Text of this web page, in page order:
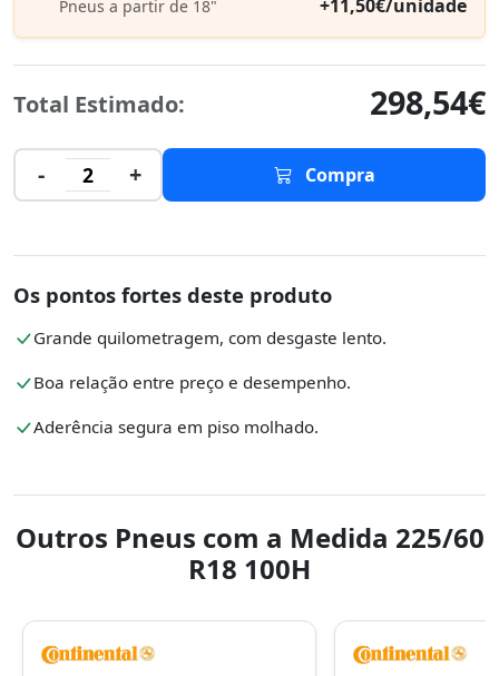
Pneus a partir de 18" +11,50€/unidade
Total Estimado: 298,54€
- 2 + Compra
Os pontos fortes deste produto
Grande quilometragem, com desgaste lento.
Boa relação entre preço e desempenho.
Aderência segura em piso molhado.
Outros Pneus com a Medida 225/60
R18 100H